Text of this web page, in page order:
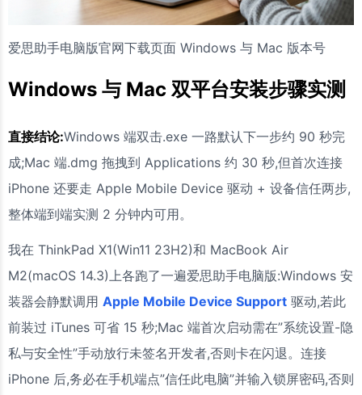
爱思助手电脑版官网下载页面 Windows 与 Mac 版本号
Windows 与 Mac 双平台安装步骤实测
直接结论:Windows 端双击.exe 一路默认下一步约 90 秒完
成;Mac 端.dmg 拖拽到 Applications 约 30 秒,但首次连接
iPhone 还要走 Apple Mobile Device 驱动 + 设备信任两步,
整体端到端实测 2 分钟内可用。
我在 ThinkPad X1(Win11 23H2)和 MacBook Air
M2(macOS 14.3)上各跑了一遍爱思助手电脑版:Windows 安
装器会静默调用 Apple Mobile Device Support 驱动,若此
前装过 iTunes 可省 15 秒;Mac 端首次启动需在”系统设置-隐
私与安全性”手动放行未签名开发者,否则卡在闪退。连接
iPhone 后,务必在手机端点”信任此电脑”并输入锁屏密码,否则